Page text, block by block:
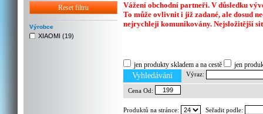
Reset filtru
Výrobce
XIAOMI (19)
Vážení obchodní partneři. V důsledku
To může ovlivnit i již zadané, ale dosud
nejrychleji komunikovány. Nejsložitější
jen produkty skladem a na cestě jen
Vyhledávání Výraz:
Cena Od:
Produktů na stránce: Seřadit podle: